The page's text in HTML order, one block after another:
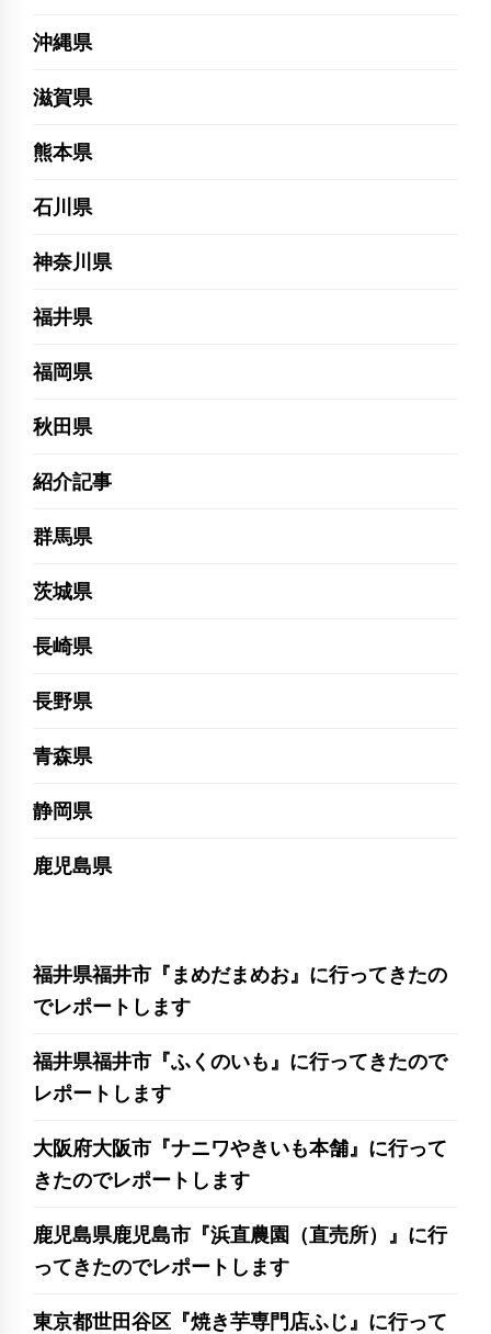
沖縄県
滋賀県
熊本県
石川県
神奈川県
福井県
福岡県
秋田県
紹介記事
群馬県
茨城県
長崎県
長野県
青森県
静岡県
鹿児島県
福井県福井市『まめだまめお』に行ってきたの
でレポートします
福井県福井市『ふくのいも』に行ってきたので
レポートします
大阪府大阪市『ナニワやきいも本舗』に行って
きたのでレポートします
鹿児島県鹿児島市『浜直農園（直売所）』に行
ってきたのでレポートします
東京都世田谷区『焼き芋専門店ふじ』に行って